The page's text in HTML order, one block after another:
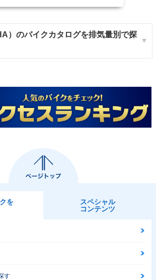
）のバイクカタログを排気量別で探
を
スペシャル
コンテンツ
す